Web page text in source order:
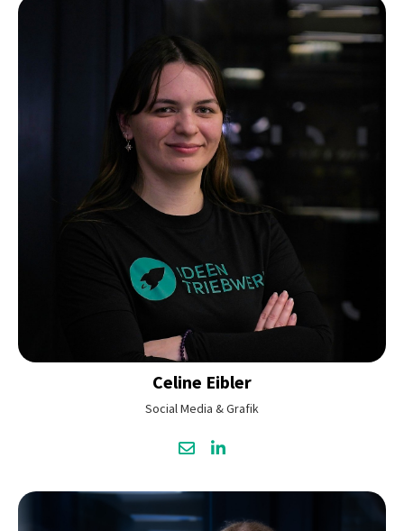
Celine Eibler
Social Media & Grafik